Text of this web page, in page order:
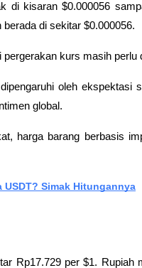
kisaran $0.000056
di sekitar $0.000056.
kurs masih perlu
oleh ekspektasi
global.
harga barang berbasis
Simak Hitungannya
Rp17.729 per $1. Rupiah